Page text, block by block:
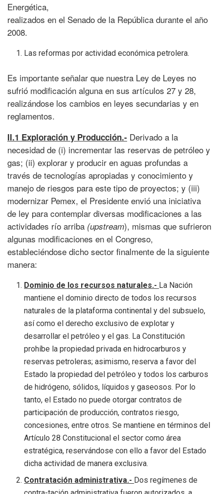
Energética,
realizados en el Senado de la República durante el año
2008.
Las reformas por actividad económica petrolera.
Es importante señalar que nuestra Ley de Leyes no
sufrió modificación alguna en sus artículos 27 y 28,
realizándose los cambios en leyes secundarias y en
reglamentos.
II.1 Exploración y Producción.- Derivado a la
necesidad de (i) incrementar las reservas de petróleo y
gas; (ii) explorar y producir en aguas profundas a
través de tecnologías apropiadas y conocimiento y
manejo de riesgos para este tipo de proyectos; y (iii)
modernizar Pemex, el Presidente envió una iniciativa
de ley para contemplar diversas modificaciones a las
actividades río arriba (upstream), mismas que sufrieron
algunas modificaciones en el Congreso,
estableciéndose dicho sector finalmente de la siguiente
manera:
Dominio de los recursos naturales.- La Nación
mantiene el dominio directo de todos los recursos
naturales de la plataforma continental y del subsuelo,
así como el derecho exclusivo de explotar y
desarrollar el petróleo y el gas. La Constitución
prohíbe la propiedad privada en hidrocarburos y
reservas petroleras; asimismo, reserva a favor del
Estado la propiedad del petróleo y todos los carburos
de hidrógeno, sólidos, líquidos y gaseosos. Por lo
tanto, el Estado no puede otorgar contratos de
participación de producción, contratos riesgo,
concesiones, entre otros. Se mantiene en términos del
Artículo 28 Constitucional el sector como área
estratégica, reservándose con ello a favor del Estado
dicha actividad de manera exclusiva.
Contratación administrativa.- Dos regímenes de